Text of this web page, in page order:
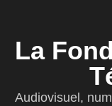
La
Audiovisuel,